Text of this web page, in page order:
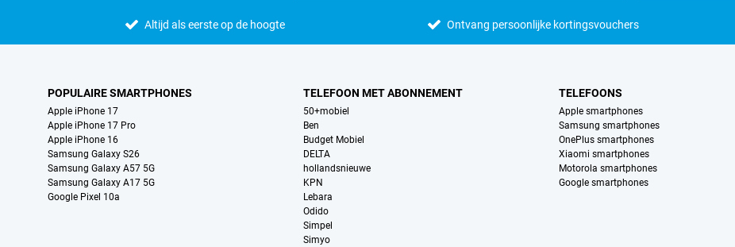
Altijd als eerste op de hoogte Ontvang persoonlijke kortingsvouchers
POPULAIRE SMARTPHONES
Apple iPhone 17
Apple iPhone 17 Pro
Apple iPhone 16
Samsung Galaxy S26
Samsung Galaxy A57 5G
Samsung Galaxy A17 5G
Google Pixel 10a
TELEFOON MET ABONNEMENT
50+mobiel
Ben
Budget Mobiel
DELTA
hollandsnieuwe
KPN
Lebara
Odido
Simpel
Simyo
TELEFOONS
Apple smartphones
Samsung smartphones
OnePlus smartphones
Xiaomi smartphones
Motorola smartphones
Google smartphones